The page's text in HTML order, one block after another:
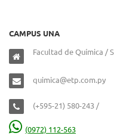
CAMPUS UNA
Facultad de Química /
quimica@etp.com.py
(+595-21) 580-243 /
(0972) 112-563